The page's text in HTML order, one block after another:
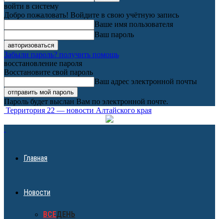
войти в систему
Добро пожаловать! Войдите в свою учётную запись
Ваше имя пользователя
Ваш пароль
Забыли пароль? получить помощь
восстановление пароля
Восстановите свой пароль
Ваш адрес электронной почты
Пароль будет выслан Вам по электронной почте.
Территория 22 — новости Алтайского края
Главная
Новости
ВСЕДЕНЬ